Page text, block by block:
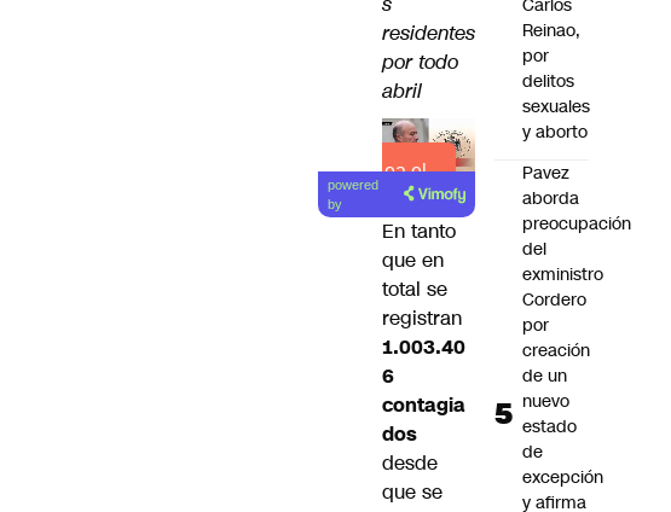
residentes
por todo
abril
Lea el
artículo
powered
by
En tanto
que en
total se
registran
1.003.40
6
contagia
dos
desde
que se
Carlos
Reinao,
por
delitos
sexuales
y aborto
Pavez
aborda
preocupación
del
exministro
Cordero
por
creación
de un
nuevo
estado
de
excepción
y afirma